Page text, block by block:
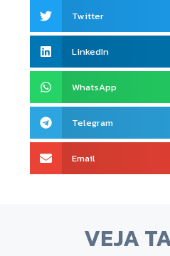
Twitter
LinkedIn
WhatsApp
Telegram
Email
VEJA